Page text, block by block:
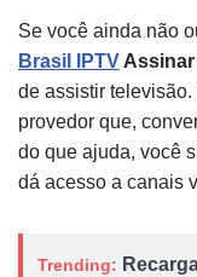
Se você ainda não
Brasil IPTV Assinar
de assistir
provedor que,
do que ajuda, você
dá acesso a canais
Trending: